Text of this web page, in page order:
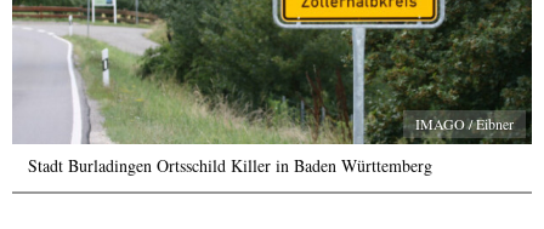
IMAGO / Eibner
Stadt Burladingen Ortsschild Killer in Baden Württemberg